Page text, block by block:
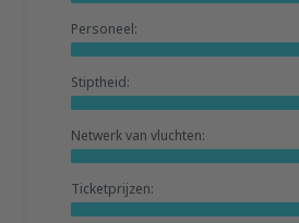
Personeel:
Stiptheid:
Netwerk van vluchten:
Ticketprijzen: